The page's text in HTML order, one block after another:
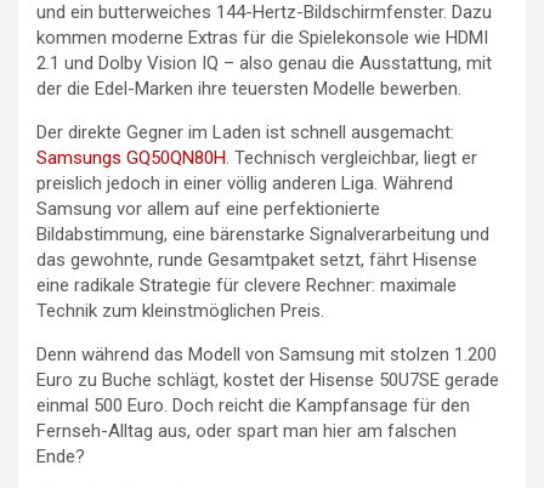
und ein butterweiches 144-Hertz-Bildschirmfenster. Dazu
kommen moderne Extras für die Spielekonsole wie HDMI
2.1 und Dolby Vision IQ – also genau die Ausstattung, mit
der die Edel-Marken ihre teuersten Modelle bewerben.
Der direkte Gegner im Laden ist schnell ausgemacht:
Samsungs GQ50QN80H. Technisch vergleichbar, liegt er
preislich jedoch in einer völlig anderen Liga. Während
Samsung vor allem auf eine perfektionierte
Bildabstimmung, eine bärenstarke Signalverarbeitung und
das gewohnte, runde Gesamtpaket setzt, fährt Hisense
eine radikale Strategie für clevere Rechner: maximale
Technik zum kleinstmöglichen Preis.
Denn während das Modell von Samsung mit stolzen 1.200
Euro zu Buche schlägt, kostet der Hisense 50U7SE gerade
einmal 500 Euro. Doch reicht die Kampfansage für den
Fernseh-Alltag aus, oder spart man hier am falschen
Ende?